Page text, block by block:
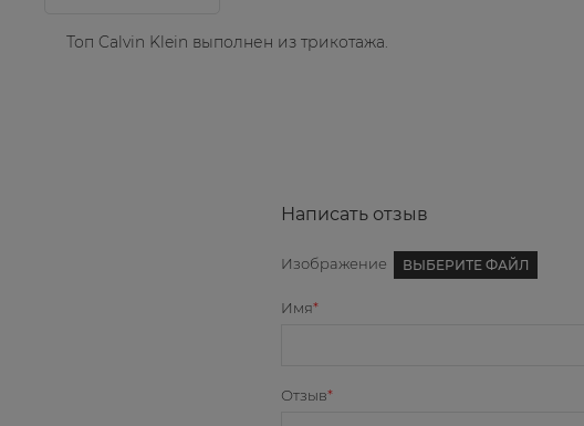
Топ Calvin Klein выполнен из трикотажа.
Написать отзыв
Изображение ВЫБЕРИТЕ ФАЙЛ
Имя
Отзыв